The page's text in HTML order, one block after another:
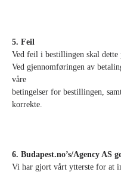
5. Feil
Ved feil i bestillingen skal dette
Ved gjennomføringen av
våre
betingelser for bestillingen,
korrekte.
6. Budapest.no’s/Agency AS
Vi har gjort vårt ytterste for at